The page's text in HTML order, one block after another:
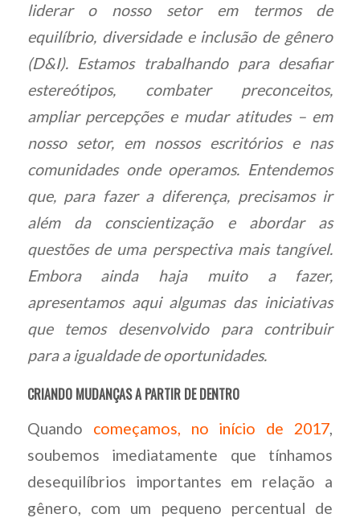
liderar o nosso setor em termos de
equilíbrio, diversidade e inclusão de gênero
(D&I). Estamos trabalhando para desafiar
estereótipos, combater preconceitos,
ampliar percepções e mudar atitudes – em
nosso setor, em nossos escritórios e nas
comunidades onde operamos. Entendemos
que, para fazer a diferença, precisamos ir
além da conscientização e abordar as
questões de uma perspectiva mais tangível.
Embora ainda haja muito a fazer,
apresentamos aqui algumas das iniciativas
que temos desenvolvido para contribuir
para a igualdade de oportunidades.
CRIANDO MUDANÇAS A PARTIR DE DENTRO
Quando começamos, no início de 2017,
soubemos imediatamente que tínhamos
desequilíbrios importantes em relação a
gênero, com um pequeno percentual de